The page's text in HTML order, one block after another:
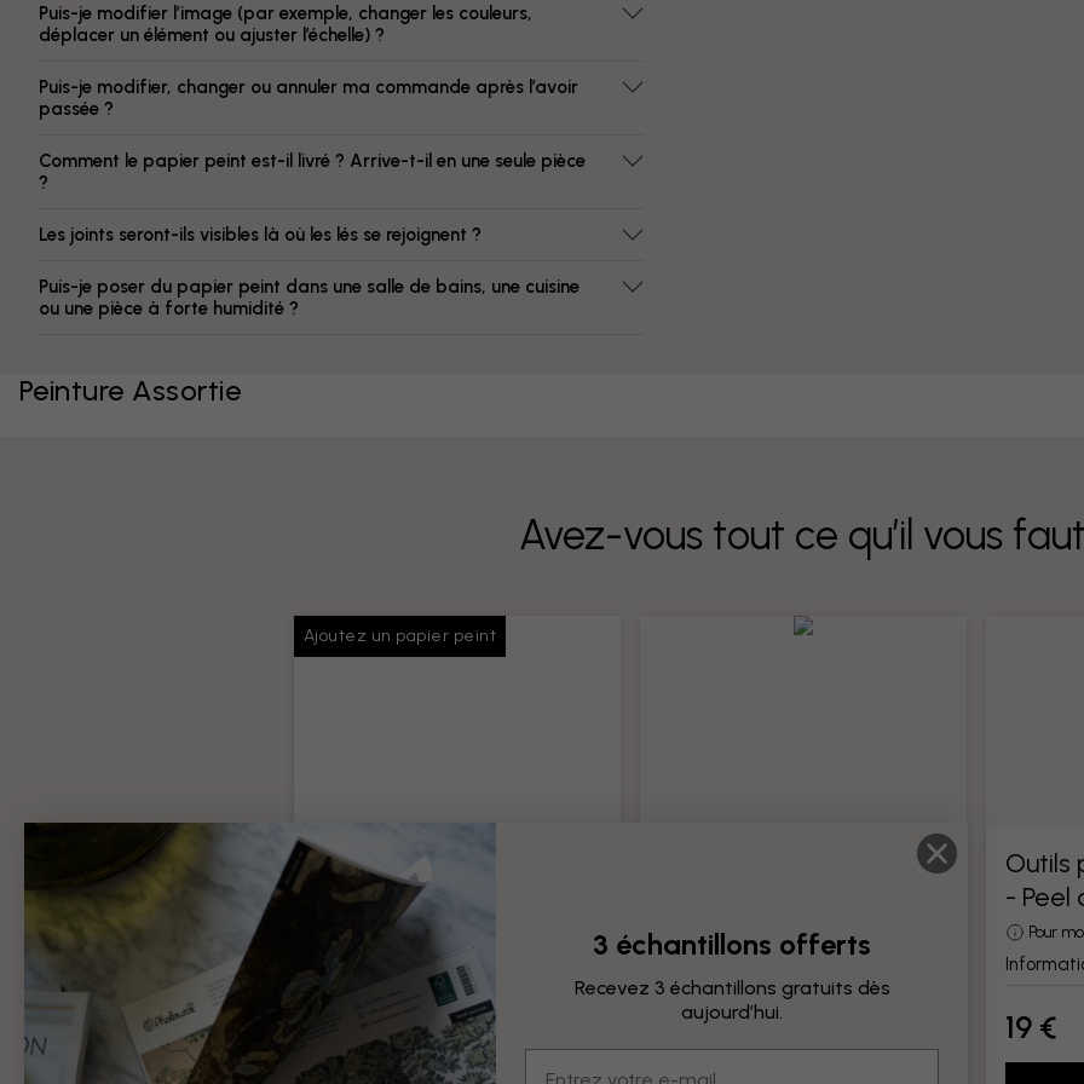
Puis-je modifier l’image (par exemple, changer les couleurs,
déplacer un élément ou ajuster l’échelle) ?
Puis-je modifier, changer ou annuler ma commande après l’avoir
passée ?
Comment le papier peint est-il livré ? Arrive-t-il en une seule pièce
?
Les joints seront-ils visibles là où les lés se rejoignent ?
Puis-je poser du papier peint dans une salle de bains, une cuisine
ou une pièce à forte humidité ?
Peinture Assortie
Avez-vous tout ce qu’il vous
Ajoutez un papier peint
Colle pour papiers
peints
Colle suffisante pour toute votre
Information produit
9 €
Outils pour papier peint
Information produit
19 €
Outils
- Peel
Pour
19 €
3 échantillons offerts
Recevez 3 échantillons gratuits dès
aujourd’hui.